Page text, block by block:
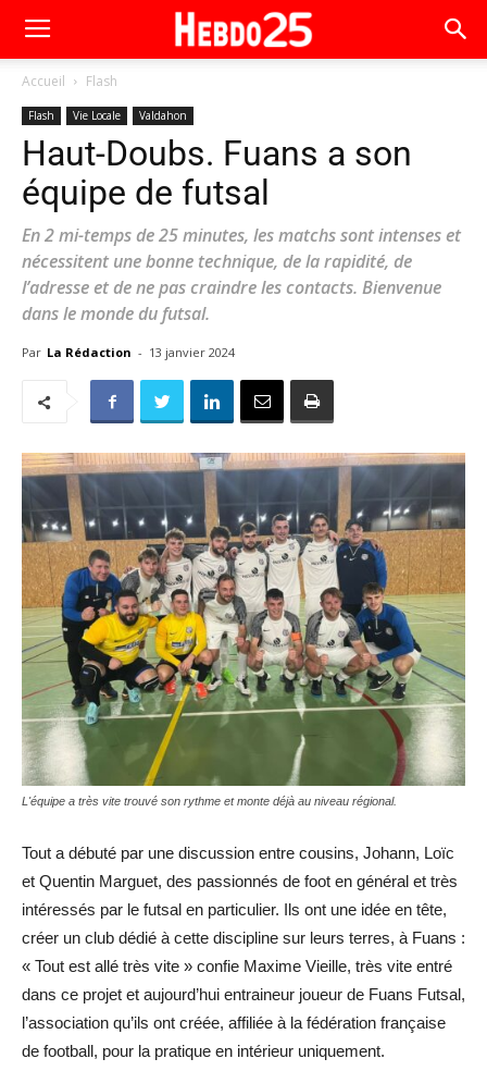
Accueil Flash
Flash Vie Locale Valdahon
Haut-Doubs. Fuans a son
équipe de futsal
En 2 mi-temps de 25 minutes, les matchs sont intenses et
nécessitent une bonne technique, de la rapidité, de
l’adresse et de ne pas craindre les contacts. Bienvenue
dans le monde du futsal.
Par La Rédaction - 13 janvier 2024
L'équipe a très vite trouvé son rythme et monte déjà au niveau régional.
Tout a débuté par une discussion entre cousins, Johann, Loïc
et Quentin Marguet, des passionnés de foot en général et très
intéressés par le futsal en particulier. Ils ont une idée en tête,
créer un club dédié à cette discipline sur leurs terres, à Fuans :
« Tout est allé très vite » confie Maxime Vieille, très vite entré
dans ce projet et aujourd’hui entraineur joueur de Fuans Futsal,
l’association qu’ils ont créée, affiliée à la fédération française
de football, pour la pratique en intérieur uniquement.